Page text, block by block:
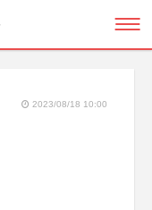
2023/08/18 10:00